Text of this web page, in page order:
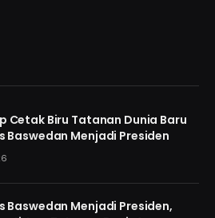
Cetak Biru Tatanan Dunia Baru
Baswedan Menjadi Presiden
Baswedan Menjadi Presiden,